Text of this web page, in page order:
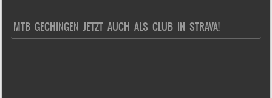
MTB GECHINGEN JETZT AUCH ALS CLUB IN STRAVA!